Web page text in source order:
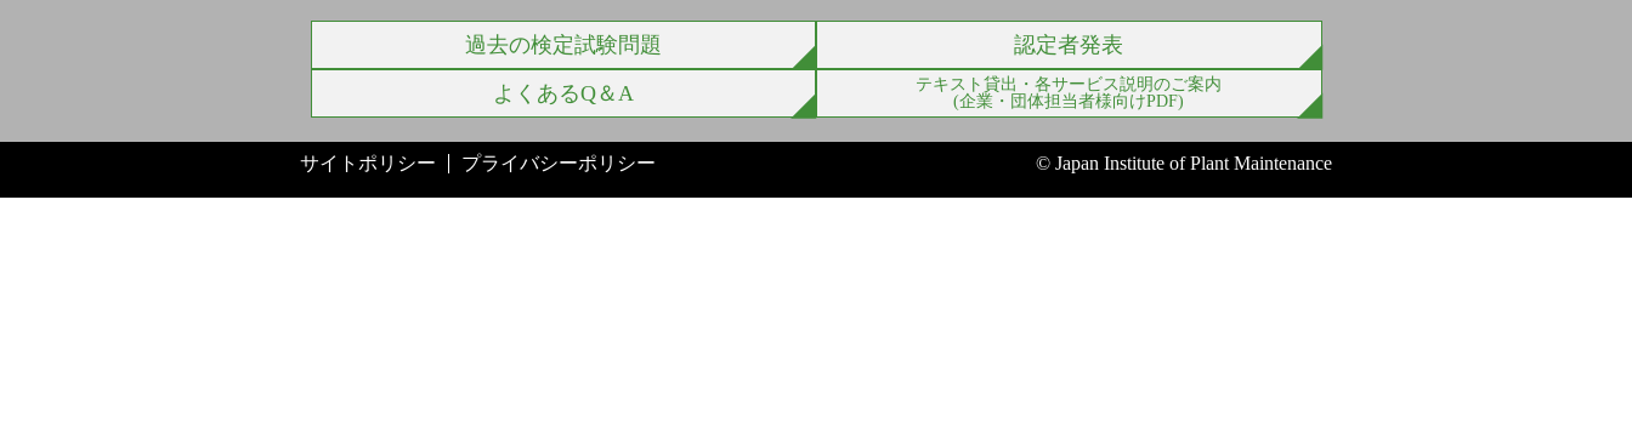
過去の検定試験問題
認定者発表
よくあるQ＆A
テキスト貸出・各サービス説明のご案内
(企業・団体担当者様向けPDF)
サイトポリシー プライバシーポリシー © Japan Institute of Plant Maintenance